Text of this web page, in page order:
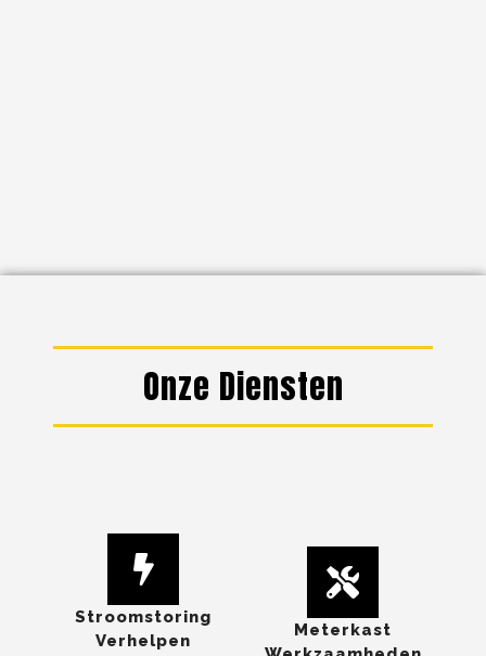
Onze Diensten
Stroomstoring
Verhelpen
Meterkast